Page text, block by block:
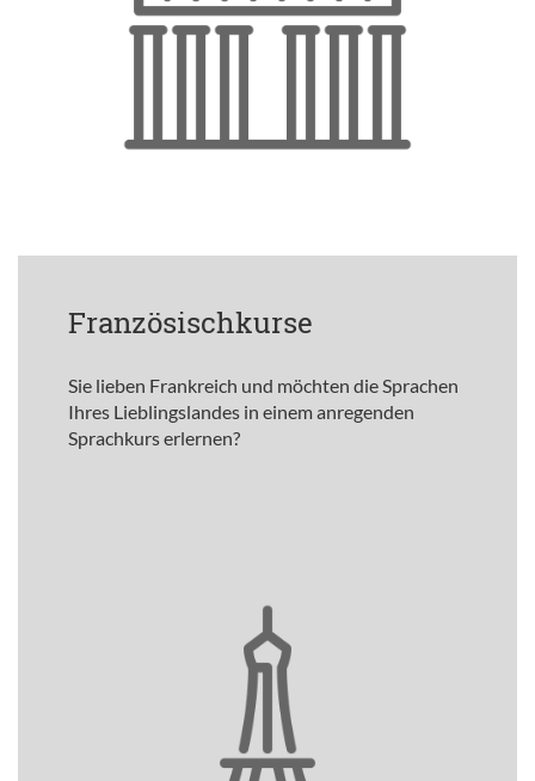
Französischkurse
Sie lieben Frankreich und möchten die Sprachen
Ihres Lieblingslandes in einem anregenden
Sprachkurs erlernen?